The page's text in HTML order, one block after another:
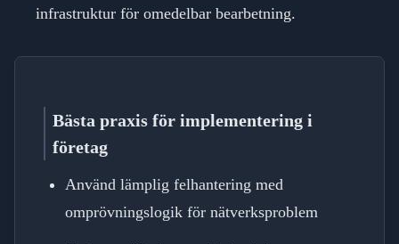
infrastruktur för omedelbar bearbetning.
Bästa praxis för implementering i
företag
Använd lämplig felhantering med
omprövningslogik för nätverksproblem